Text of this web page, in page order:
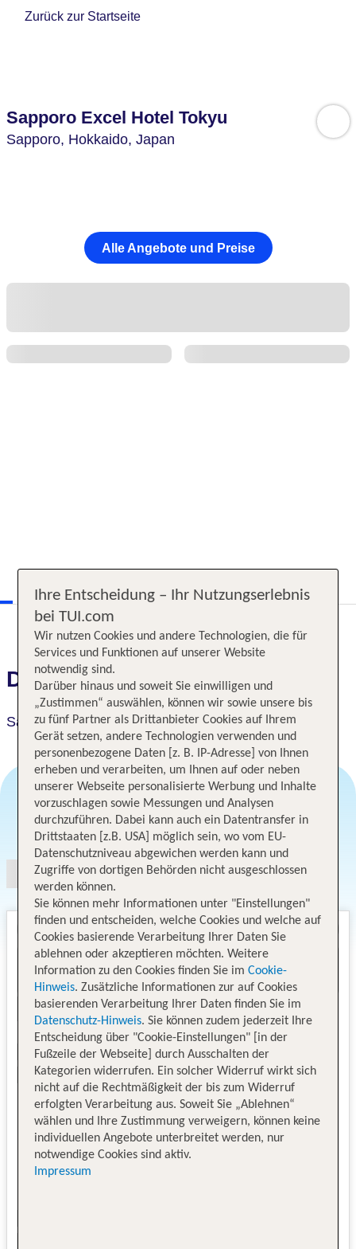
Zurück zur Startseite
Sapporo Excel Hotel Tokyu
Sapporo, Hokkaido, Japan
Alle Angebote und Preise
Das erwartet Sie
Sapporo Excel Hotel Tokyu
Angebotsauswahl
Ihre Entscheidung – Ihr Nutzungserlebnis
bei TUI.com
Wir nutzen Cookies und andere Technologien, die für
Services und Funktionen auf unserer Website
notwendig sind.
Darüber hinaus und soweit Sie einwilligen und
„Zustimmen“ auswählen, können wir sowie unsere bis
zu fünf Partner als Drittanbieter Cookies auf Ihrem
Gerät setzen, andere Technologien verwenden und
personenbezogene Daten [z. B. IP-Adresse] von Ihnen
erheben und verarbeiten, um Ihnen auf oder neben
unserer Webseite personalisierte Werbung und Inhalte
vorzuschlagen sowie Messungen und Analysen
durchzuführen. Dabei kann auch ein Datentransfer in
Drittstaaten [z.B. USA] möglich sein, wo vom EU-
Datenschutzniveau abgewichen werden kann und
Zugriffe von dortigen Behörden nicht ausgeschlossen
werden können.
Sie können mehr Informationen unter "Einstellungen"
finden und entscheiden, welche Cookies und welche auf
Cookies basierende Verarbeitung Ihrer Daten Sie
ablehnen oder akzeptieren möchten. Weitere
Information zu den Cookies finden Sie im Cookie-
Hinweis. Zusätzliche Informationen zur auf Cookies
basierenden Verarbeitung Ihrer Daten finden Sie im
Datenschutz-Hinweis. Sie können zudem jederzeit Ihre
Entscheidung über "Cookie-Einstellungen" [in der
Fußzeile der Webseite] durch Ausschalten der
Kategorien widerrufen. Ein solcher Widerruf wirkt sich
nicht auf die Rechtmäßigkeit der bis zum Widerruf
erfolgten Verarbeitung aus. Soweit Sie „Ablehnen“
wählen und Ihre Zustimmung verweigern, können keine
individuellen Angebote unterbreitet werden, nur
notwendige Cookies sind aktiv.
Impressum